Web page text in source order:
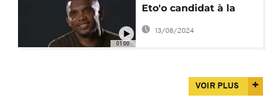
01:00
Eto'o candidat à la
présidence de la
13/08/2024
VOIR PLUS